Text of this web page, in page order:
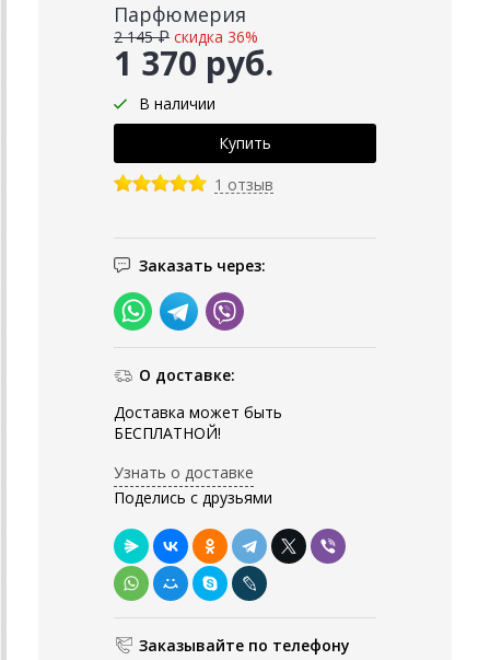
Парфюмерия
1 370 руб.
2 145 ₽ скидка 36%
В наличии
1 отзыв
Заказать через:
О доставке:
Доставка может быть
БЕСПЛАТНОЙ!
Узнать о доставке
Поделись с друзьями
Заказывайте по телефону